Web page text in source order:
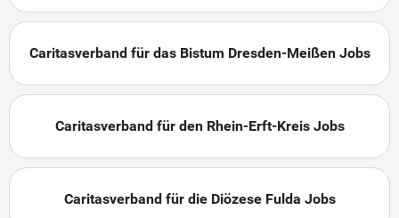
Caritasverband für das Bistum Dresden-Meißen Jobs
Caritasverband für den Rhein-Erft-Kreis Jobs
Caritasverband für die Diözese Fulda Jobs